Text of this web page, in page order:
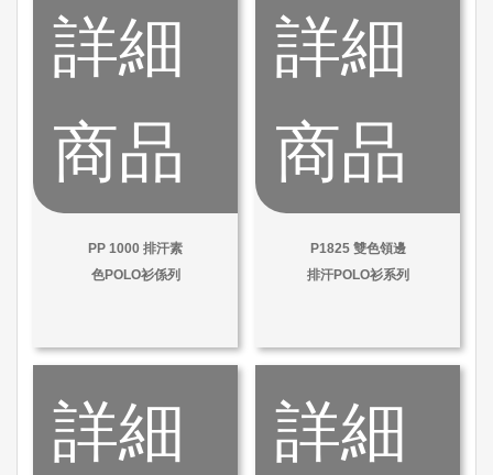
詳細
商品
PP 1000 排汗素
色POLO衫係列
詳細
商品
P1825 雙色領邊
排汗POLO衫系列
詳細
詳細